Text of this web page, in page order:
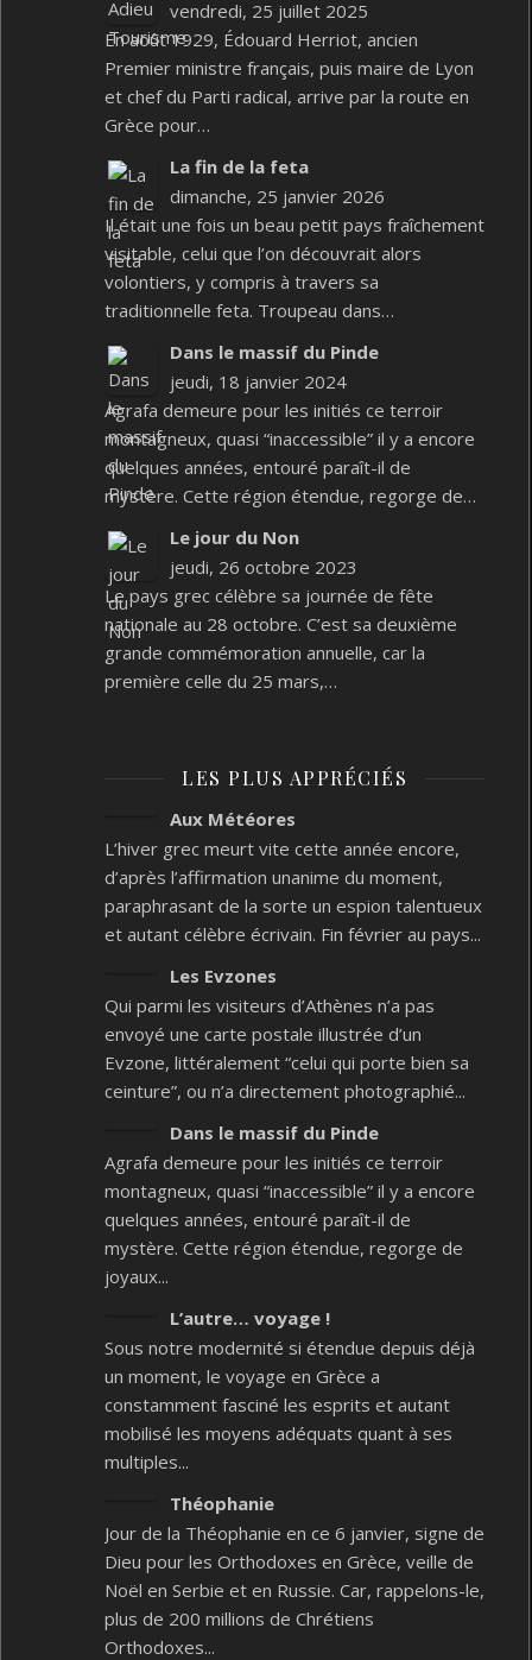
vendredi, 25 juillet 2025
En août 1929, Édouard Herriot, ancien
Premier ministre français, puis maire de Lyon
et chef du Parti radical, arrive par la route en
Grèce pour…
La fin de la feta
dimanche, 25 janvier 2026
Il était une fois un beau petit pays fraîchement
visitable, celui que l’on découvrait alors
volontiers, y compris à travers sa
traditionnelle feta. Troupeau dans…
Dans le massif du Pinde
jeudi, 18 janvier 2024
Agrafa demeure pour les initiés ce terroir
montagneux, quasi “inaccessible” il y a encore
quelques années, entouré paraît-il de
mystère. Cette région étendue, regorge de…
Le jour du Non
jeudi, 26 octobre 2023
Le pays grec célèbre sa journée de fête
nationale au 28 octobre. C’est sa deuxième
grande commémoration annuelle, car la
première celle du 25 mars,…
LES PLUS APPRÉCIÉS
Aux Météores
L’hiver grec meurt vite cette année encore,
d’après l’affirmation unanime du moment,
paraphrasant de la sorte un espion talentueux
et autant célèbre écrivain. Fin février au pays...
Les Evzones
Qui parmi les visiteurs d’Athènes n’a pas
envoyé une carte postale illustrée d’un
Evzone, littéralement “celui qui porte bien sa
ceinture”, ou n’a directement photographié...
Dans le massif du Pinde
Agrafa demeure pour les initiés ce terroir
montagneux, quasi “inaccessible” il y a encore
quelques années, entouré paraît-il de
mystère. Cette région étendue, regorge de
joyaux...
L’autre… voyage !
Sous notre modernité si étendue depuis déjà
un moment, le voyage en Grèce a
constamment fasciné les esprits et autant
mobilisé les moyens adéquats quant à ses
multiples...
Théophanie
Jour de la Théophanie en ce 6 janvier, signe de
Dieu pour les Orthodoxes en Grèce, veille de
Noël en Serbie et en Russie. Car, rappelons-le,
plus de 200 millions de Chrétiens
Orthodoxes...